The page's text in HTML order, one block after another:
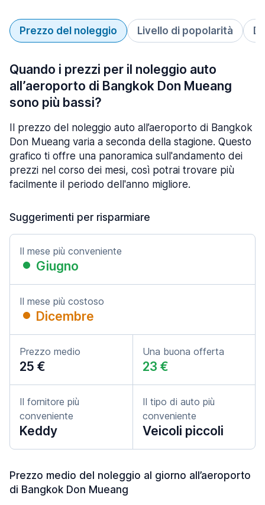
Prezzo del noleggio Livello di popolarità
Quando i prezzi per il noleggio auto
all’aeroporto di Bangkok Don Mueang
sono più bassi?
Il prezzo del noleggio auto all’aeroporto di Bangkok
Don Mueang varia a seconda della stagione. Questo
grafico ti offre una panoramica sull'andamento dei
prezzi nel corso dei mesi, così potrai trovare più
facilmente il periodo dell'anno migliore.
Suggerimenti per risparmiare
Il mese più conveniente
Giugno
Il mese più costoso
Dicembre
Prezzo medio
25 €
Una buona offerta
23 €
Il fornitore più
conveniente
Keddy
Il tipo di auto più
conveniente
Veicoli piccoli
Prezzo medio del noleggio al giorno all’aeroporto
di Bangkok Don Mueang